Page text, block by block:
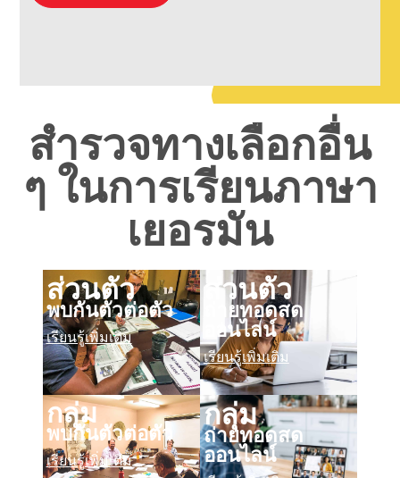
สำรวจทางเลือกอื่น
ๆ ในการเรียนภาษา
เยอรมัน
ส่วนตัว
พบกันตัวต่อตัว
เรียนรู้เพิ่มเติม
ส่วนตัว
ถ่ายทอดสด
ออนไลน์
เรียนรู้เพิ่มเติม
กลุ่ม
พบกันตัวต่อตัว
เรียนรู้เพิ่มเติม
กลุ่ม
ถ่ายทอดสด
ออนไลน์